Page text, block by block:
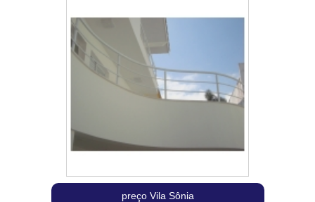
preço Vila Sônia